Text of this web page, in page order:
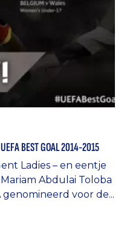
BEST GOAL 2014-2015
Ladies – en eentje
Abdulai Toloba
voor de...